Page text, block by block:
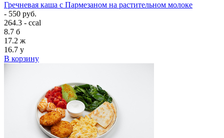
Гречневая каша с Пармезаном на растительном молоке
- 550 руб.
264.3 - ccal
8.7 б
17.2 ж
16.7 у
В корзину